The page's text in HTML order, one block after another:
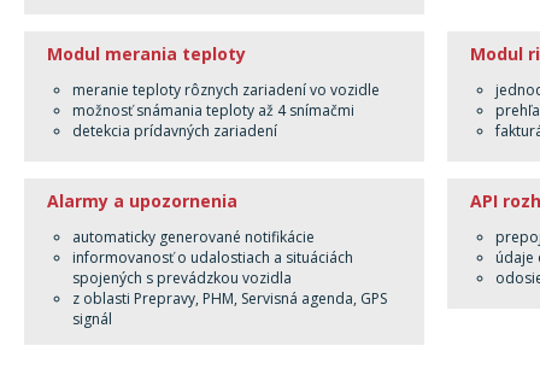
Modul merania teploty
meranie teploty rôznych zariadení vo vozidle
možnosť snámania teploty až 4 snímačmi
detekcia prídavných zariadení
Modul
Alarmy a upozornenia
automaticky generované notifikácie
informovanosť o udalostiach a situáciách
spojených s prevádzkou vozidla
z oblasti Prepravy, PHM, Servisná agenda, GPS
signál
API
údaje